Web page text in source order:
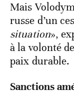
Mais
russe d’un
situation»,
à la volonté
paix durable.
Sanctions